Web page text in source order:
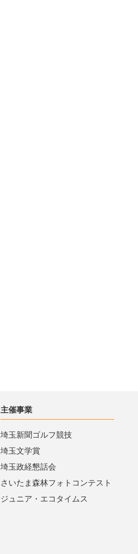
主催事業
埼玉新聞ゴルフ競技
埼玉文学賞
埼玉政経懇話会
さいたま森林フォトコンテスト
ジュニア・エコタイムス